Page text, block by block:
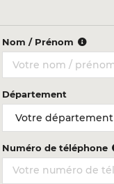
Nom / Prénom
Département
Numéro de téléphone